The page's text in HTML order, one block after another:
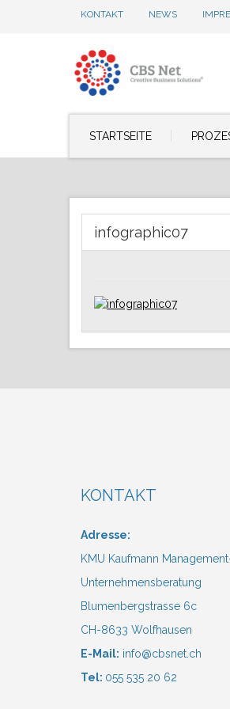
KONTAKT NEWS
STARTSEITE
infographic07
KONTAKT
Adresse:
KMU Kaufmann
Unternehmensberatung
Blumenbergstrasse 6c
CH-8633 Wolfhausen
E-Mail: info@cbsnet.ch
Tel: 055 535 20 62